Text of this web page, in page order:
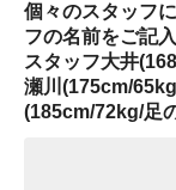
個々のスタッフ
フの名前をご記
スタッフ大井
瀬川(175cm/
(185cm/72kg/足